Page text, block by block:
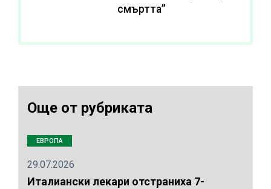
смъртта”
Още от рубриката
ЕВРОПА
29.07.2026
Италиански лекари отстраниха 7-